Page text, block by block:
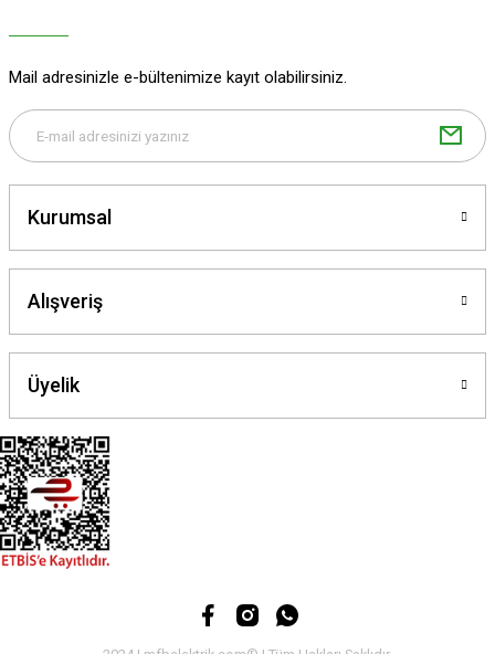
Bu ürüne benzer farklı alternatifler olmalı.
Mail adresinizle e-bültenimize kayıt olabilirsiniz.
Kurumsal
Alışveriş
Üyelik